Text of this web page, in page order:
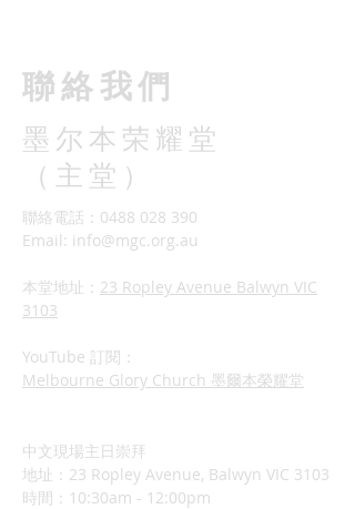
​聯絡我們
墨尔本荣耀堂
（主堂）
聯絡電話：0488 028 390
Email: info@mgc.org.au
本堂地址： 23 Ropley Avenue Balwyn VIC
3103
YouTube 訂閱：
Melbourne Glory Church 墨爾本榮耀堂
中文現場主日崇拜
地址：23 Ropley Avenue, Balwyn VIC 3103
時間：10:30am - 12:00pm